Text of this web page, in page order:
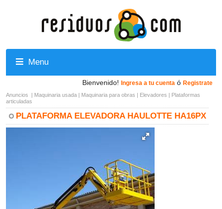
Menu
Bienvenido! Ingresa a tu cuenta ó Registrate
Anuncios | Maquinaria usada | Maquinaria para obras | Elevadores | Plataformas
articuladas
PLATAFORMA ELEVADORA HAULOTTE HA16PX